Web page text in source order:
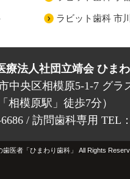
ラビット歯科 市
療法人社団立靖会 ひま
中央区相模原5-1-7 グラ
相模原駅」徒歩7分）
/ 訪問歯科専用 TEL
医者「ひまわり歯科」 All Rights